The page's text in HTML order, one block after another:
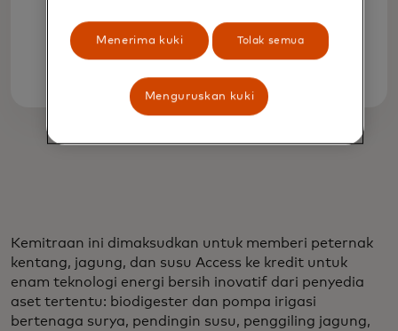
Shell Foundation
Kemitraan ini dimaksudkan untuk memberi peternak
kentang, jagung, dan susu Access ke kredit untuk
enam teknologi energi bersih inovatif dari penyedia
aset tertentu: biodigester dan pompa irigasi
bertenaga surya, pendingin susu, penggiling jagung,
Menerima kuki Tolak semua
Menguruskan kuki